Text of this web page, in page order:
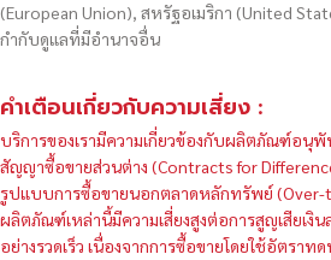
(European Union), สหรัฐอเมริกา (United
กำกับดูแลที่มีอำนาจอื่น
คำเตือนเกี่ยวกับความเสี่ยง :
บริการของเรามีความเกี่ยวข้องกับผลิตภัณฑ์อนุพั
สัญญาซื้อขายส่วนต่าง (Contracts for
รูปแบบการซื้อขายนอกตลาดหลักทรัพย์ (Over-
ผลิตภัณฑ์เหล่านี้มีความเสี่ยงสูงต่อการสูญเสียเ
อย่างรวดเร็ว เนื่องจากการซื้อขายโดยใช้อัตราท